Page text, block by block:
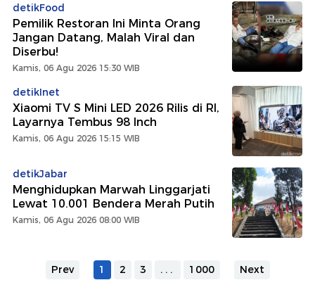
detikFood
Pemilik Restoran Ini Minta Orang
Jangan Datang, Malah Viral dan
Diserbu!
Kamis, 06 Agu 2026 15:30 WIB
detikInet
Xiaomi TV S Mini LED 2026 Rilis di RI,
Layarnya Tembus 98 Inch
Kamis, 06 Agu 2026 15:15 WIB
detikJabar
Menghidupkan Marwah Linggarjati
Lewat 10.001 Bendera Merah Putih
Kamis, 06 Agu 2026 08:00 WIB
Prev 1 2 3 ... 1000 Next